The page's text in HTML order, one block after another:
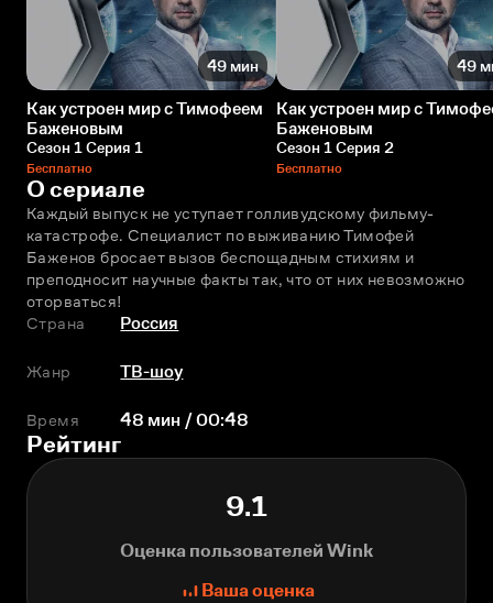
49 мин
Как устроен мир с Тимофеем
Баженовым
Сезон 1 Серия 1
Бесплатно
49
Как устроен мир с
Баженовым
Сезон 1 Серия 2
Бесплатно
О сериале
Каждый выпуск не уступает голливудскому фильму-
катастрофе. Специалист по выживанию Тимофей
Баженов бросает вызов беспощадным стихиям и
преподносит научные факты так, что от них невозможно
оторваться!
Страна
Россия
Жанр ТВ-шоу
Время 48 мин / 00:48
Рейтинг
9.1
Оценка пользователей Wink
Ваша оценка